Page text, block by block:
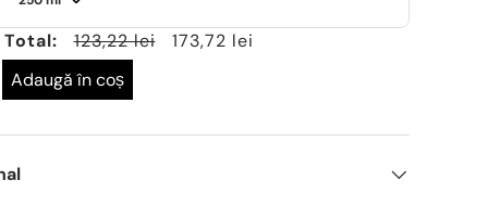
Total: 123,22 lei
173,72 lei
Adaugă în coș